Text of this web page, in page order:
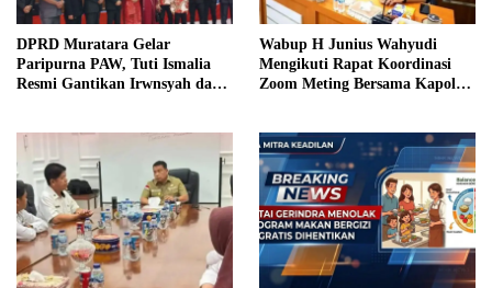
DPRD Muratara Gelar
Paripurna PAW, Tuti Ismalia
Resmi Gantikan Irwnsyah dari
Wabup H Junius Wahyudi
Mengikuti Rapat Koordinasi
Zoom Meting Bersama Kapolres